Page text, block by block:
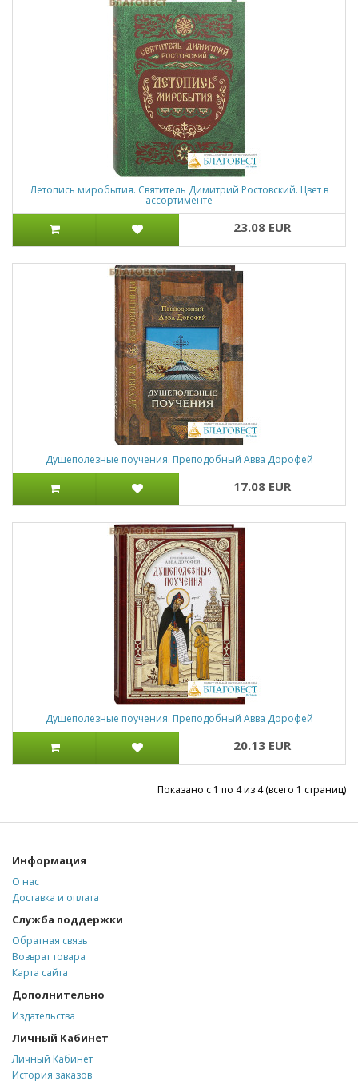
Летопись миробытия. Святитель Димитрий Ростовский. Цвет в
ассортименте
23.08 EUR
Душеполезные поучения. Преподобный Авва Дорофей
17.08 EUR
Душеполезные поучения. Преподобный Авва Дорофей
20.13 EUR
Показано с 1 по 4 из 4 (всего 1 страниц)
Информация
О нас
Доставка и оплата
Служба поддержки
Обратная связь
Возврат товара
Карта сайта
Дополнительно
Издательства
Личный Кабинет
Личный Кабинет
История заказов